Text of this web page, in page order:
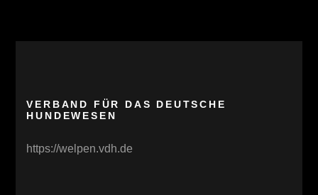
VERBAND FÜR DAS DEUTSCHE
HUNDEWESEN
https://welpen.vdh.de